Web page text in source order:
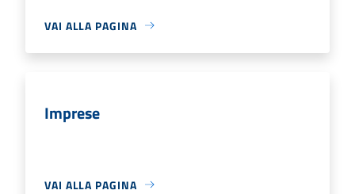
VAI ALLA PAGINA
Imprese
VAI ALLA PAGINA